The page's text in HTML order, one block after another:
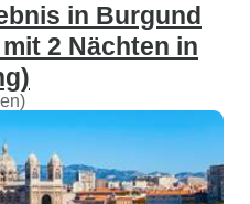
in Burgund
2 Nächten in